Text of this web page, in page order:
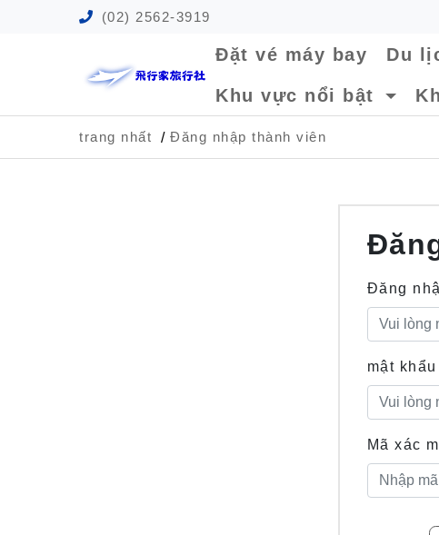
(02) 2562-3919
Đặt vé máy bay Du
Khu vực nổi bật
trang nhất Đăng nhập thành viên
Đăng
mật khẩu
Mã xác